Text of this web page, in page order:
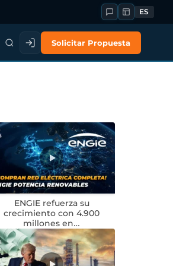
ES
Solicitar Propuesta
ENGIE refuerza su
crecimiento con 4.900
millones en…